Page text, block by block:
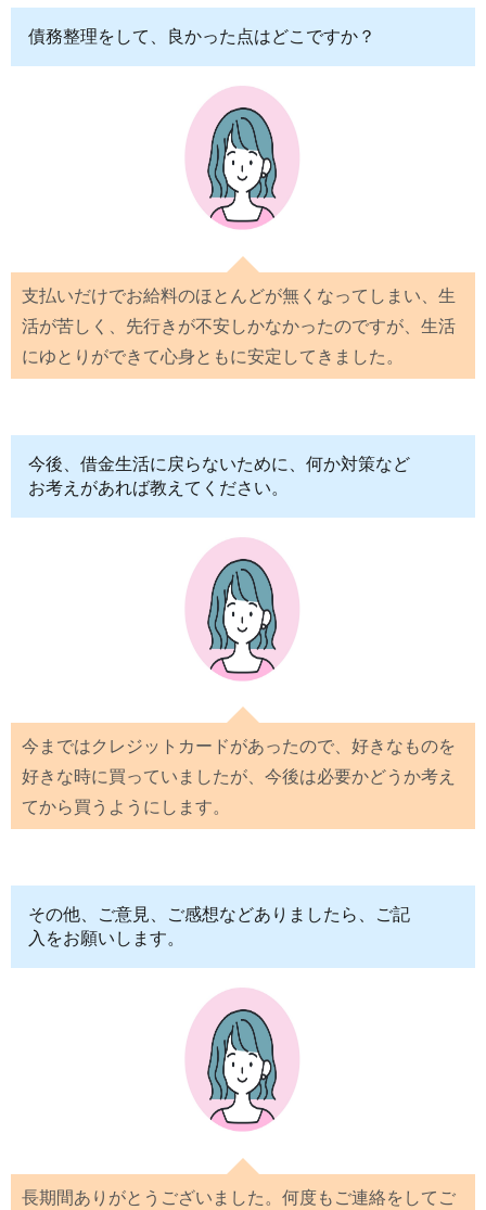
債務整理をして、良かった点はどこですか？
支払いだけでお給料のほとんどが無くなってしまい、生
活が苦しく、先行きが不安しかなかったのですが、生活
にゆとりができて心身ともに安定してきました。
今後、借金生活に戻らないために、何か対策など
お考えがあれば教えてください。
今まではクレジットカードがあったので、好きなものを
好きな時に買っていましたが、今後は必要かどうか考え
てから買うようにします。
その他、ご意見、ご感想などありましたら、ご記
入をお願いします。
長期間ありがとうございました。何度もご連絡をしてご